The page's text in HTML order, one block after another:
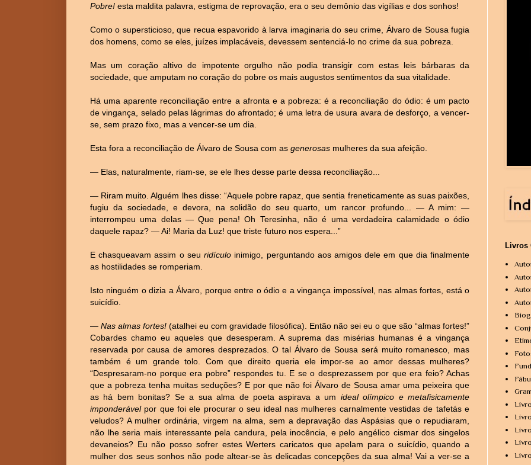
Pobre! esta maldita palavra, estigma de reprovação, era o seu demônio das vigílias e dos sonhos!
Como o supersticioso, que recua espavorido à larva imaginaria do seu crime, Álvaro de Sousa fugia
dos homens, como se eles, juízes implacáveis, devessem sentenciá-lo no crime da sua pobreza.
Mas um coração altivo de impotente orgulho não podia transigir com estas leis bárbaras da
sociedade, que amputam no coração do pobre os mais augustos sentimentos da sua vitalidade.
Há uma aparente reconciliação entre a afronta e a pobreza: é a reconciliação do ódio: é um pacto
de vingança, selado pelas lágrimas do afrontado; é uma letra de usura avara de desforço, a vencer-
se, sem prazo fixo, mas a vencer-se um dia.
Esta fora a reconciliação de Álvaro de Sousa com as generosas mulheres da sua afeição.
― Elas, naturalmente, riam-se, se ele lhes desse parte dessa reconciliação...
― Riram muito. Alguém lhes disse: “Aquele pobre rapaz, que sentia freneticamente as suas paixões,
fugiu da sociedade, e devora, na solidão do seu quarto, um rancor profundo... ― A mim: ―
interrompeu uma delas ― Que pena! Oh Teresinha, não é uma verdadeira calamidade o ódio
daquele rapaz? ― Ai! Maria da Luz! que triste futuro nos espera...”
E chasqueavam assim o seuridículo inimigo, perguntando aos amigos dele em que dia finalmente
as hostilidades se romperiam.
Isto ninguém o dizia a Álvaro, porque entre o ódio e a vingança impossível, nas almas fortes, está o
suicídio.
― Nas almas fortes! (atalhei eu com gravidade filosófica). Então não sei eu o que são “almas fortes!”
Cobardes chamo eu aqueles que desesperam. A suprema das misérias humanas é a vingança
reservada por causa de amores desprezados. O tal Álvaro de Sousa será muito romanesco, mas
também é um grande tolo. Com que direito queria ele impor-se ao amor dessas mulheres?
“Despresaram-no porque era pobre” respondes tu. E se o desprezassem por que era feio? Achas
que a pobreza tenha muitas seduções? E por que não foi Álvaro de Sousa amar uma peixeira que
as há bem bonitas? Se a sua alma de poeta aspirava a um ideal olímpico e metafisicamente
imponderávelpor que foi ele procurar o seu ideal nas mulheres carnalmente vestidas de tafetás e
veludos? A mulher ordinária, virgem na alma, sem a depravação das Aspásias que o repudiaram,
não lhe seria mais interessante pela candura, pela inocência, e pelo angélico cismar dos singelos
devaneios? Eu não posso sofrer estes Werters caricatos que apelam para o suicídio, quando a
mulher dos seus sonhos não pode altear-se às delicadas concepções da sua alma! Vai a ver-se a
Livros